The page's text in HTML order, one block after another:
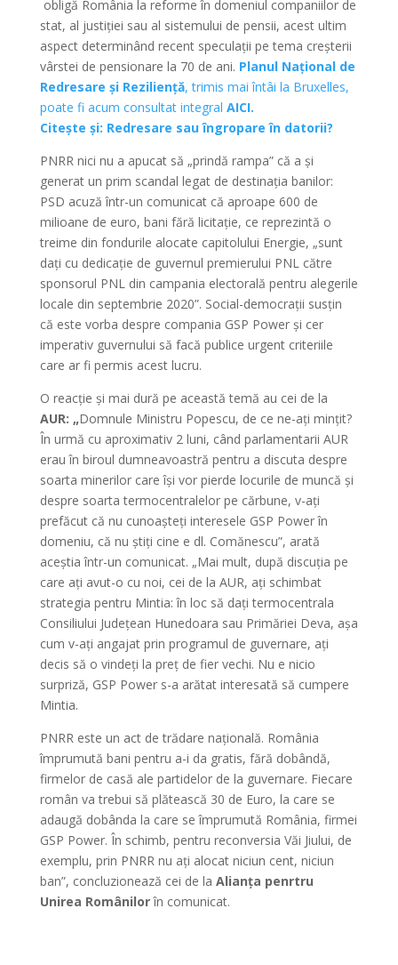
obligă România la reforme în domeniul companiilor de
stat, al justiției sau al sistemului de pensii, acest ultim
aspect determinând recent speculații pe tema creșterii
vârstei de pensionare la 70 de ani. Planul Național de
Redresare și Reziliență, trimis mai întâi la Bruxelles,
poate fi acum consultat integral AICI.
Citește și: Redresare sau îngropare în datorii?
PNRR nici nu a apucat să „prindă rampa” că a și
generat un prim scandal legat de destinația banilor:
PSD acuză într-un comunicat că aproape 600 de
milioane de euro, bani fără licitație, ce reprezintă o
treime din fondurile alocate capitolului Energie, „sunt
dați cu dedicație de guvernul premierului PNL către
sponsorul PNL din campania electorală pentru alegerile
locale din septembrie 2020”. Social-democrații susțin
că este vorba despre compania GSP Power și cer
imperativ guvernului să facă publice urgent criteriile
care ar fi permis acest lucru.
O reacție și mai dură pe această temă au cei de la
AUR: „Domnule Ministru Popescu, de ce ne-ați mințit?
În urmă cu aproximativ 2 luni, când parlamentarii AUR
erau în biroul dumneavoastră pentru a discuta despre
soarta minerilor care își vor pierde locurile de muncă și
despre soarta termocentralelor pe cărbune, v-ați
prefăcut că nu cunoașteți interesele GSP Power în
domeniu, că nu știți cine e dl. Comănescu”, arată
aceștia într-un comunicat. „Mai mult, după discuția pe
care ați avut-o cu noi, cei de la AUR, ați schimbat
strategia pentru Mintia: în loc să dați termocentrala
Consiliului Județean Hunedoara sau Primăriei Deva, așa
cum v-ați angajat prin programul de guvernare, ați
decis să o vindeți la preț de fier vechi. Nu e nicio
surpriză, GSP Power s-a arătat interesată să cumpere
Mintia.
PNRR este un act de trădare națională. România
împrumută bani pentru a-i da gratis, fără dobândă,
firmelor de casă ale partidelor de la guvernare. Fiecare
român va trebui să plătească 30 de Euro, la care se
adaugă dobânda la care se împrumută România, firmei
GSP Power. În schimb, pentru reconversia Văi Jiului, de
exemplu, prin PNRR nu ați alocat niciun cent, niciun
ban”, concluzionează cei de la Alianța penrtru
Unirea Românilorîn comunicat.